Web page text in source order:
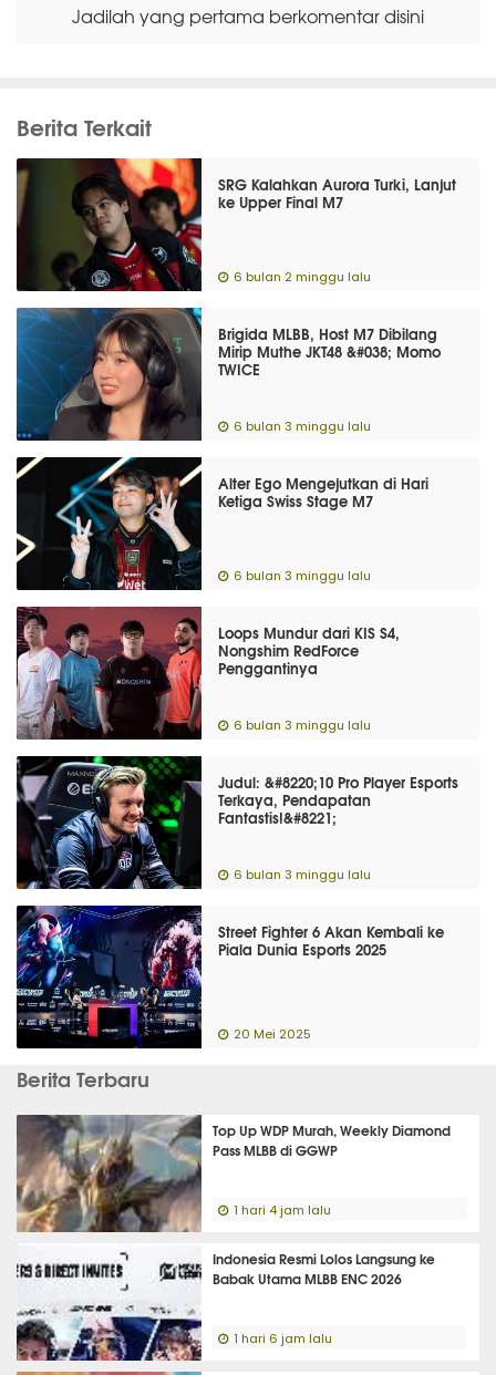
Jadilah yang pertama berkomentar disini
Berita Terkait
SRG Kalahkan Aurora Turki, Lanjut
ke Upper Final M7
6 bulan 2 minggu lalu
Brigida MLBB, Host M7 Dibilang
Mirip Muthe JKT48 &#038; Momo
TWICE
6 bulan 3 minggu lalu
Alter Ego Mengejutkan di Hari
Ketiga Swiss Stage M7
6 bulan 3 minggu lalu
Loops Mundur dari KIS S4,
Nongshim RedForce
Penggantinya
6 bulan 3 minggu lalu
Judul: &#8220;10 Pro Player Esports
Terkaya, Pendapatan
Fantastis!&#8221;
6 bulan 3 minggu lalu
Street Fighter 6 Akan Kembali ke
Piala Dunia Esports 2025
20 Mei 2025
Berita Terbaru
Top Up WDP Murah, Weekly Diamond
Pass MLBB di GGWP
1 hari 4 jam lalu
Indonesia Resmi Lolos Langsung ke
Babak Utama MLBB ENC 2026
1 hari 6 jam lalu